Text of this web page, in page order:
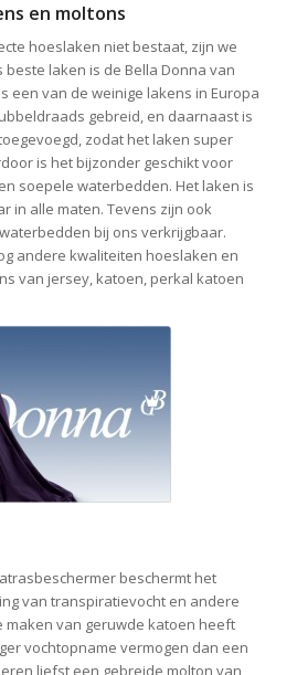
en moltons
hoeslaken niet bestaat, zijn we
beste laken is de Bella Donna van
een van de weinige lakens in Europa
gebreid, en daarnaast is
zodat het laken super
is het bijzonder geschikt voor
soepele waterbedden. Het laken is
in alle maten. Tevens zijn ook
bij ons verkrijgbaar.
andere kwaliteiten hoeslaken en
van jersey, katoen, perkal katoen
beschermt het
van transpiratievocht en andere
maken van geruwde katoen heeft
vochtopname vermogen dan een
liefst een gebreide molton van